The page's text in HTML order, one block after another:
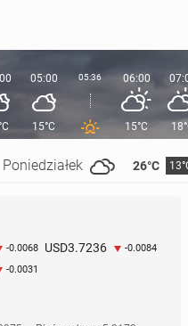
Poniedziałek 26°C
05:00
15°C
05:36 06:00
15°C
-0.0068 USD3.7236 -0.0084
-0.0031